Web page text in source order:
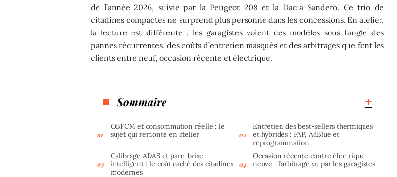
de l’année 2026, suivie par la Peugeot 208 et la Dacia Sandero. Ce trio de
citadines compactes ne surprend plus personne dans les concessions. En atelier,
la lecture est différente : les garagistes voient ces modèles sous l’angle des
pannes récurrentes, des coûts d’entretien masqués et des arbitrages que font les
clients entre neuf, occasion récente et électrique.
Sommaire
OBFCM et consommation réelle : le
sujet qui remonte en atelier
Entretien des best-sellers thermiques
et hybrides : FAP, AdBlue et
reprogrammation
Calibrage ADAS et pare-brise
intelligent : le coût caché des citadines
modernes
Occasion récente contre électrique
neuve : l’arbitrage vu par les garagistes